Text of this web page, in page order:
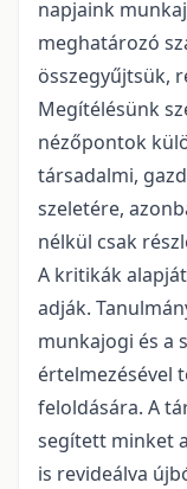
napjaink
meghatározó
összegyűjtsük,
Megítélésünk
nézőpontok
társadalmi,
szeletére,
nélkül csak
A kritikák
adják.
munkajogi és a
értelmezésével
feloldására. A
segített minket
is revideálva